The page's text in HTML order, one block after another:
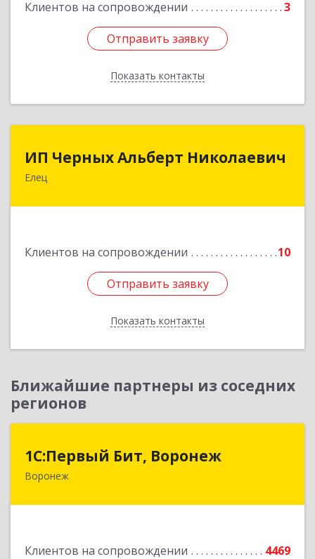
Клиентов на сопровождении 3
Отправить заявку
Показать контакты
Отправить заявку
Назад
ИП Черных Альберт Николаевич
Елец
Клиентов на сопровождении 10
Отправить заявку
Показать контакты
ИП Черных Альберт Николаевич
399771, Липецкая обл, Елец г, Н.Гусевой ул, 56А
Отправить заявку
Назад
Ближайшие партнеры из соседних
регионов
1С:Первый Бит, Воронеж
Воронеж
Клиентов на сопровождении
4469
1С:Первый Бит, Воронеж
394006, Воронежская обл, Воронеж г, 20-летия